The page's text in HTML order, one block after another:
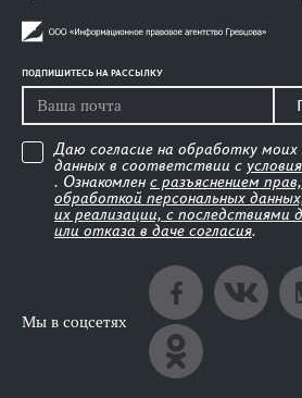
ПОДПИШИТЕСЬ НА РАССЫЛКУ
Даю согласие на обработку моих
данных в соответствии с
. Ознакомлен с разъяснением
обработкой персональных
их реализации, с последствиями
или отказа в даче согласия.
Мы в соцсетях